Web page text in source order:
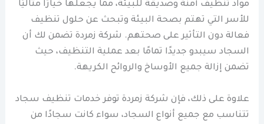
مواد تنظيف آمنة وصديقة للبيئة، مما يجعلها خيارًا مثاليًا
للأسر التي تهتم بصحة البيئة وتبحث عن حلول تنظيف
فعالة دون التأثير على صحتهم. شركة زمردة تضمن لك أن
السجاد سيبدو جديدًا تمامًا بعد عملية التنظيف، حيث
تضمن إزالة جميع الأوساخ والروائح الكريهة.
علاوة على ذلك، فإن شركة زمردة توفر خدمات تنظيف سجاد
تتناسب مع جميع أنواع السجاد، سواء كانت سجادًا من